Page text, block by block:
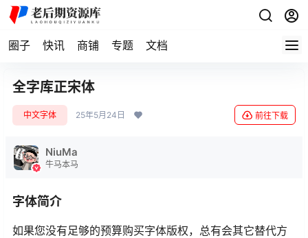
圈子 快讯 商铺 专题 文档
全字库正宋体
中文字体 25年5月24日 前往下载
NiuMa
牛马本马
字体简介
如果您没有足够的预算购买字体版权，总有会其它替代方